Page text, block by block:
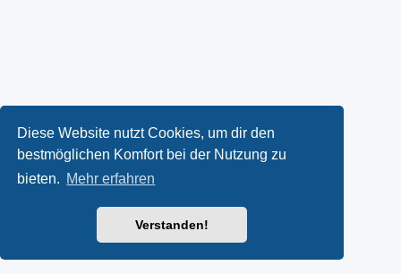
Diese Website nutzt Cookies, um dir den
bestmöglichen Komfort bei der Nutzung zu
bieten. Mehr erfahren
Verstanden!